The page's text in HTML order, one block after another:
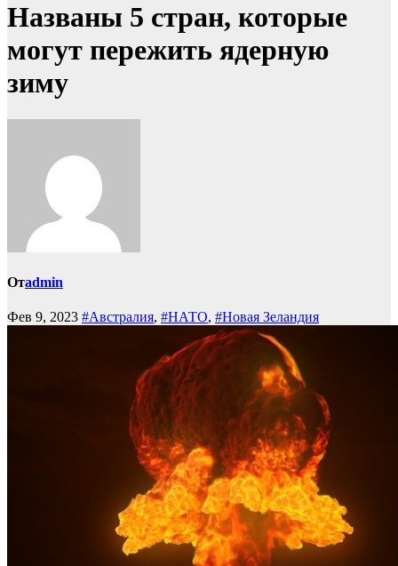
Названы 5 стран, которые
могут пережить ядерную
зиму
Отadmin
Фев 9, 2023 #Австралия, #НАТО, #Новая Зеландия